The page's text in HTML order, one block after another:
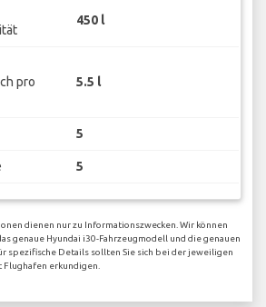
450 l
pro
5.5 l
5
5
dienen nur zu Informationszwecken. Wir können
genaue Hyundai i30-Fahrzeugmodell und die genauen
spezifische Details sollten Sie sich bei der jeweiligen
erkundigen.